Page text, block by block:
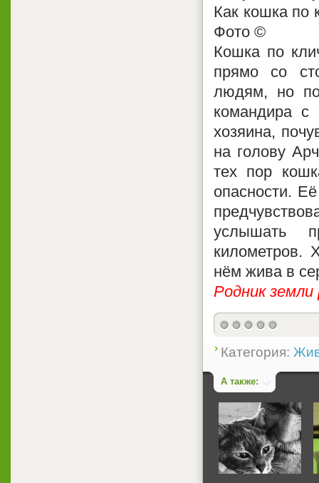
Как кошка по
Фото ©
Кошка по
прямо со
людям, но
командира
хозяина,
на голову
тех пор
опасности.
услышать
километров.
нём жива в
Родник земли
Категория:
А также: